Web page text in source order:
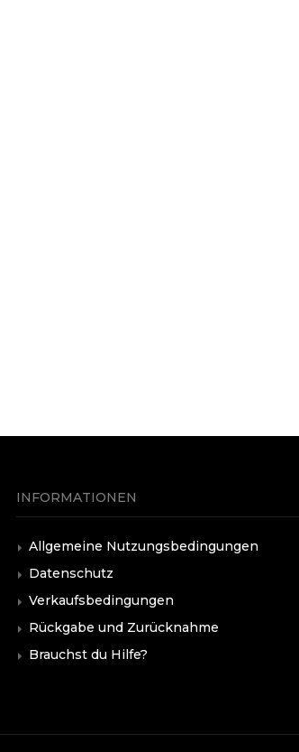
INFORMATIONEN
Allgemeine Nutzungsbedingungen
Datenschutz
Verkaufsbedingungen
Rückgabe und Zurücknahme
Brauchst du Hilfe?